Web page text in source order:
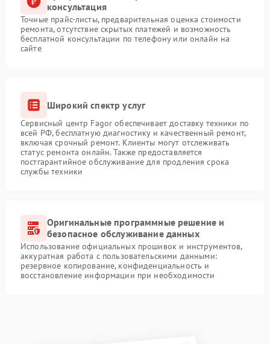
консультация
Точные прайс-листы, предварительная оценка стоимости
ремонта, отсутствие скрытых платежей и возможность
бесплатной консультации по телефону или онлайн на
сайте
Широкий спектр услуг
Сервисный центр Fagor обеспечивает доставку техники по
всей РФ, бесплатную диагностику и качественный ремонт,
включая срочный ремонт. Клиенты могут отслеживать
статус ремонта онлайн. Также предоставляется
постгарантийное обслуживание для продления срока
службы техники
Оригинальные программные решение и
безопасное обслуживание данных
Использование официальных прошивок и инструментов,
аккуратная работа с пользовательскими данными:
резервное копирование, конфиденциальность и
восстановление информации при необходимости